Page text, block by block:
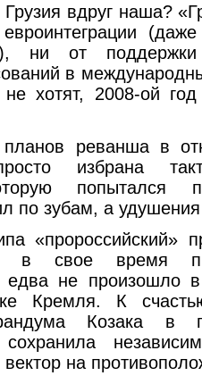
Грузия вдруг наша?
ни от
в
хотят, 2008-ой
реванша в
избрана
попытался
по зубам, а
«пророссийский»
в свое время
едва не произошло
Кремля. К
Козака в
на